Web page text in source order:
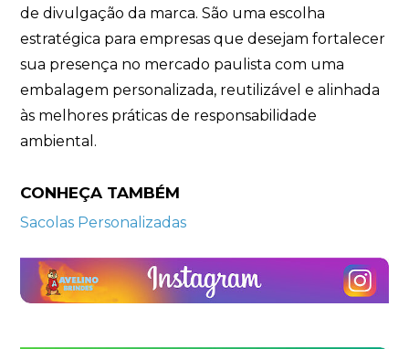
de divulgação da marca. São uma escolha
estratégica para empresas que desejam fortalecer
sua presença no mercado paulista com uma
embalagem personalizada, reutilizável e alinhada
às melhores práticas de responsabilidade
ambiental.
CONHEÇA TAMBÉM
Sacolas Personalizadas